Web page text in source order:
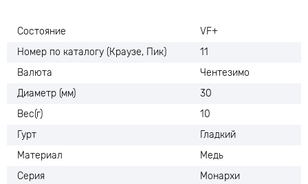
Состояние
VF+
Номер по каталогу (Краузе, Пик)
11
Валюта
Чентезимо
Диаметр (мм)
30
Вес(г)
10
Гурт
Гладкий
Материал
Медь
Серия
Монархи